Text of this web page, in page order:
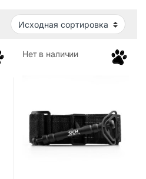
Нет в наличии